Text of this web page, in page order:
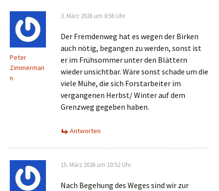
Peter
Zimmerman
n
3. März 2026 um 8:56 Uhr
Der Fremdenweg hat es wegen der Birken
auch nötig, begangen zu werden, sonst ist
er im Frühsommer unter den Blättern
wieder unsichtbar. Wäre sonst schade um die
viele Mühe, die sich Forstarbeiter im
vergangenen Herbst/ Winter auf dem
Grenzweg gegeben haben.
Antworten
15. März 2026 um 10:52 Uhr
Nach Begehung des Weges sind wir zur